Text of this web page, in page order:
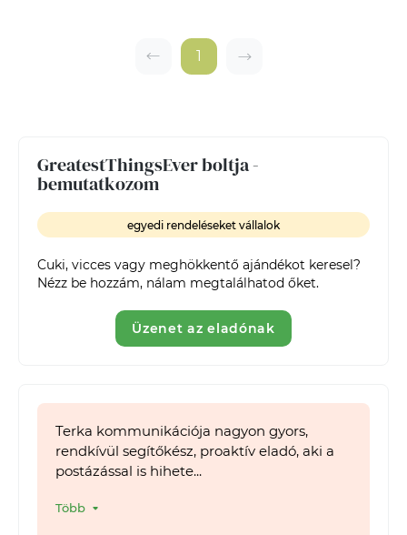
GreatestThingsEver boltja -
bemutatkozom
egyedi rendeléseket vállalok
Cuki, vicces vagy meghökkentő ajándékot keresel?
Nézz be hozzám, nálam megtalálhatod őket.
Üzenet az eladónak
Terka kommunikációja nagyon gyors,
rendkívül segítőkész, proaktív eladó, aki a
postázással is hihete...
Több
1